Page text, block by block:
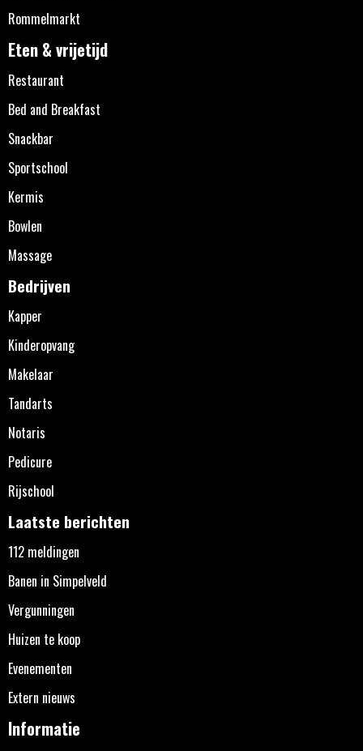
Rommelmarkt
Eten & vrijetijd
Restaurant
Bed and Breakfast
Snackbar
Sportschool
Kermis
Bowlen
Massage
Bedrijven
Kapper
Kinderopvang
Makelaar
Tandarts
Notaris
Pedicure
Rijschool
Laatste berichten
112 meldingen
Banen in Simpelveld
Vergunningen
Huizen te koop
Evenementen
Extern nieuws
Informatie